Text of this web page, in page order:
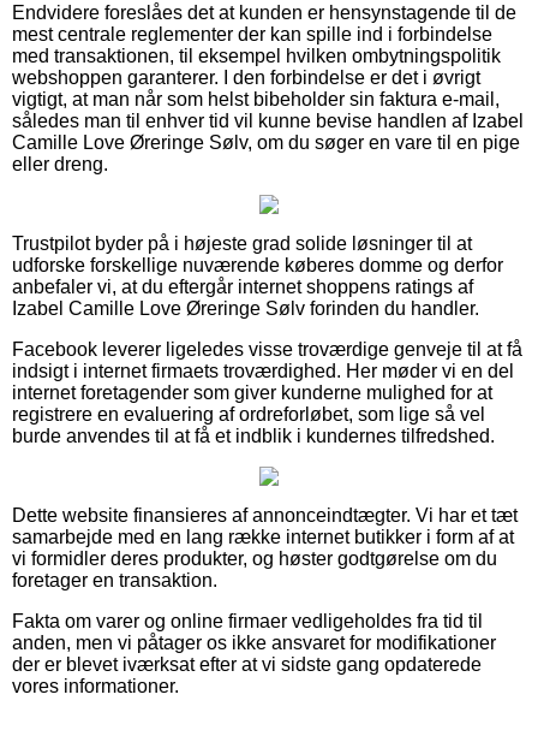
Endvidere foreslåes det at kunden er hensynstagende til de
mest centrale reglementer der kan spille ind i forbindelse
med transaktionen, til eksempel hvilken ombytningspolitik
webshoppen garanterer. I den forbindelse er det i øvrigt
vigtigt, at man når som helst bibeholder sin faktura e-mail,
således man til enhver tid vil kunne bevise handlen af Izabel
Camille Love Øreringe Sølv, om du søger en vare til en pige
eller dreng.
Trustpilot byder på i højeste grad solide løsninger til at
udforske forskellige nuværende køberes domme og derfor
anbefaler vi, at du eftergår internet shoppens ratings af
Izabel Camille Love Øreringe Sølv forinden du handler.
Facebook leverer ligeledes visse troværdige genveje til at få
indsigt i internet firmaets troværdighed. Her møder vi en del
internet foretagender som giver kunderne mulighed for at
registrere en evaluering af ordreforløbet, som lige så vel
burde anvendes til at få et indblik i kundernes tilfredshed.
Dette website finansieres af annonceindtægter. Vi har et tæt
samarbejde med en lang række internet butikker i form af at
vi formidler deres produkter, og høster godtgørelse om du
foretager en transaktion.
Fakta om varer og online firmaer vedligeholdes fra tid til
anden, men vi påtager os ikke ansvaret for modifikationer
der er blevet iværksat efter at vi sidste gang opdaterede
vores informationer.